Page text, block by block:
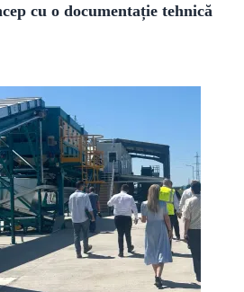
cu o documentație tehnică